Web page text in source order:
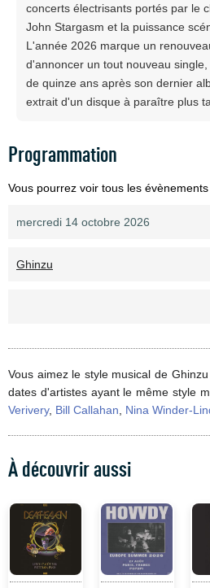
concerts électrisants portés par le
John Stargasm et la puissance
L'année 2026 marque un
d'annoncer un tout nouveau
de quinze ans après son dernier
extrait d'un disque à paraître plus
Programmation
Vous pourrez voir tous les évènements
mercredi 14 octobre 2026
Ghinzu
Vous aimez le style musical de
dates d'artistes ayant le même style
Verivery, Bill Callahan Nina Winder-
À découvrir aussi